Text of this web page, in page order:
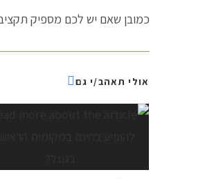
כמובן שאם יש לכם מספיק
אולי תאהב/י גם